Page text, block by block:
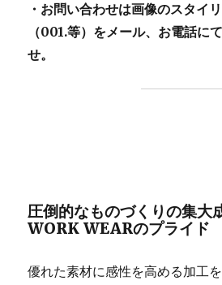
・お問い合わせは画像のスタイ
（001.等）をメール、お電話に
せ。
圧倒的なものづくりの集大
WORK WEARのプライド
優れた素材に感性を高める加工